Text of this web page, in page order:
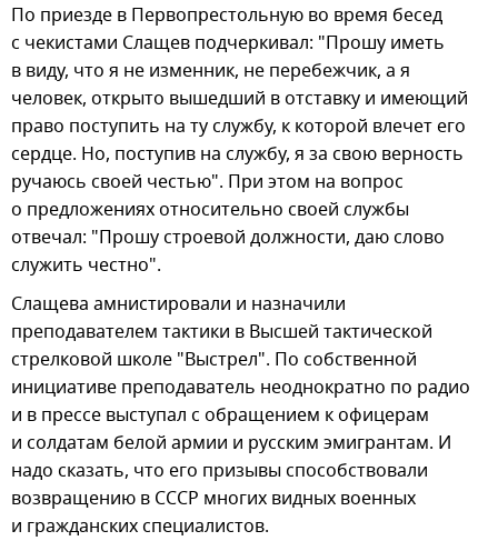
По приезде в Первопрестольную во время бесед
с чекистами Слащев подчеркивал: "Прошу иметь
в виду, что я не изменник, не перебежчик, а я
человек, открыто вышедший в отставку и имеющий
право поступить на ту службу, к которой влечет его
сердце. Но, поступив на службу, я за свою верность
ручаюсь своей честью". При этом на вопрос
о предложениях относительно своей службы
отвечал: "Прошу строевой должности, даю слово
служить честно".
Слащева амнистировали и назначили
преподавателем тактики в Высшей тактической
стрелковой школе "Выстрел". По собственной
инициативе преподаватель неоднократно по радио
и в прессе выступал с обращением к офицерам
и солдатам белой армии и русским эмигрантам. И
надо сказать, что его призывы способствовали
возвращению в СССР многих видных военных
и гражданских специалистов.